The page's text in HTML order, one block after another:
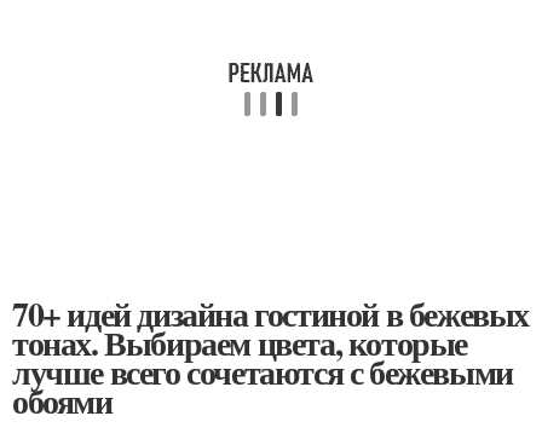
70+ идей дизайна гостиной в бежевых
тонах. Выбираем цвета, которые
лучше всего сочетаются с бежевыми
обоями